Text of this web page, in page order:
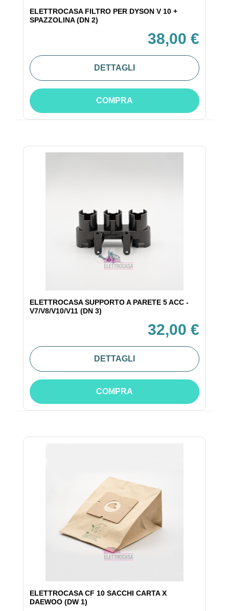
ELETTROCASA FILTRO PER DYSON V 10 +
SPAZZOLINA (DN 2)
38,00 €
DETTAGLI
COMPRA
ELETTROCASA SUPPORTO A PARETE 5 ACC -
V7/V8/V10/V11 (DN 3)
32,00 €
DETTAGLI
COMPRA
ELETTROCASA CF 10 SACCHI CARTA X
DAEWOO (DW 1)